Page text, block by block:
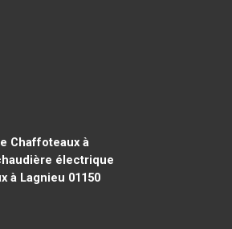
Chaffoteaux à
électrique
à Lagnieu 01150